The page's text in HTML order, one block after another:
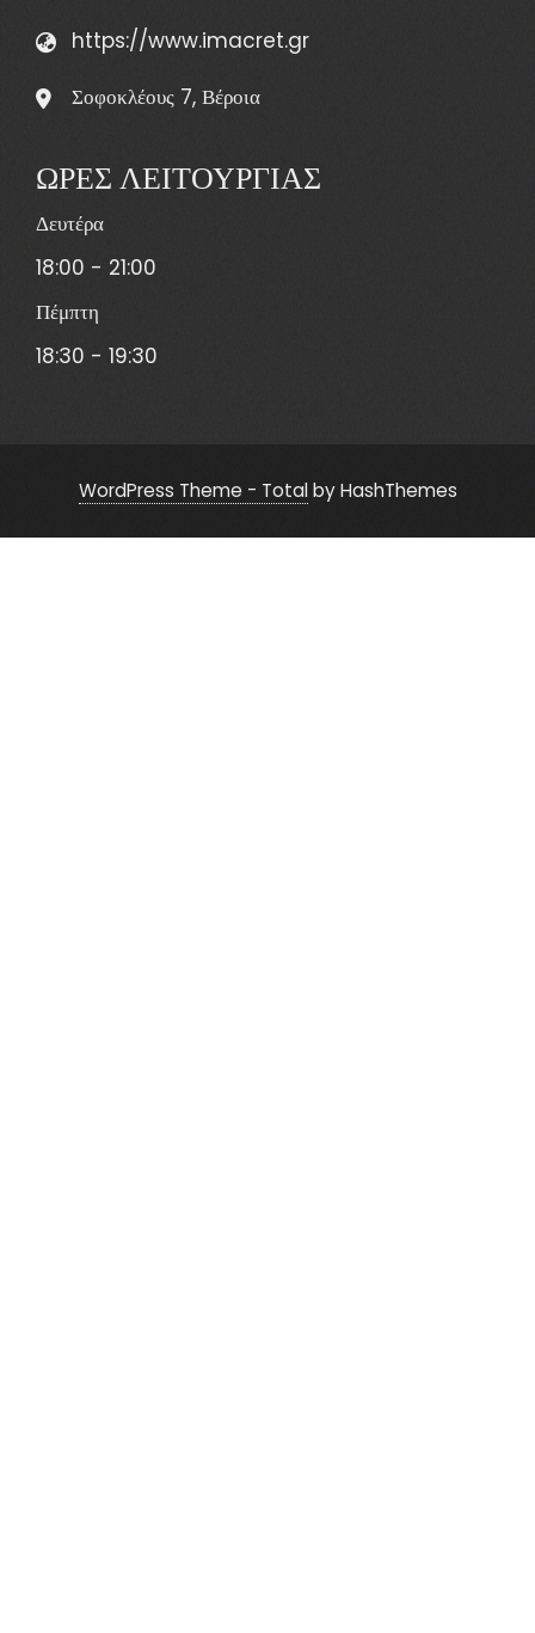
https://www.imacret.gr
Σοφοκλέους 7, Βέροια
ΩΡΕΣ ΛΕΙΤΟΥΡΓΙΑΣ
Δευτέρα
18:00 - 21:00
Πέμπτη
18:30 - 19:30
WordPress Theme - Totalby HashThemes